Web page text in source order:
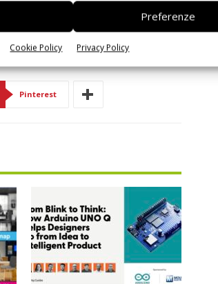
Preferenze
Cookie Policy Privacy Policy
Pinterest